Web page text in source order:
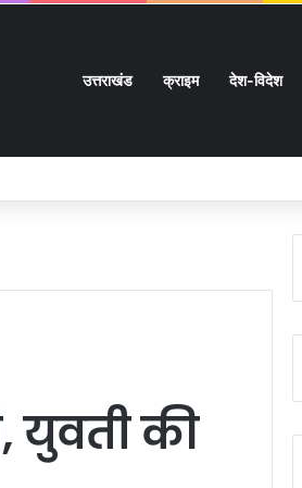
उत्तराखंड क्राइम देश-विदेश
की